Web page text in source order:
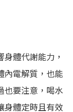
體代謝能力，
內電解質，也能
也要注意，喝水
身體定時且有效